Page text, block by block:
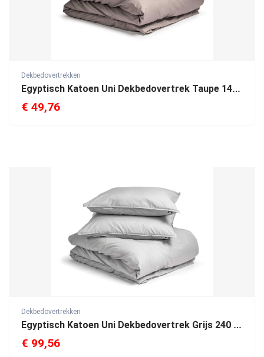
Dekbedovertrekken
Egyptisch Katoen Uni Dekbedovertrek Taupe 140 x 200/260
€ 49,76
Dekbedovertrekken
Egyptisch Katoen Uni Dekbedovertrek Grijs 240 x 200/260
€ 99,56